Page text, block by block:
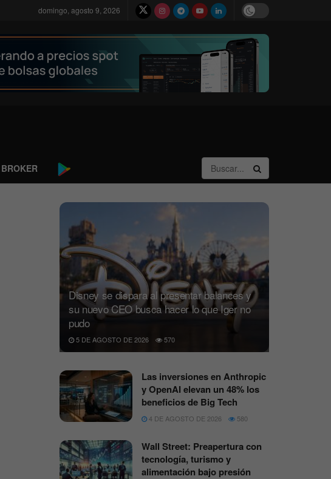
domingo, agosto 9, 2026
Disney se dispara al presentar balances y
su nuevo CEO busca hacer lo que Iger no
pudo
5 DE AGOSTO DE 2026 570
Las inversiones en Anthropic
y OpenAI elevan un 48% los
beneficios de Big Tech
4 DE AGOSTO DE 2026 580
Wall Street: Preapertura con
tecnología, turismo y
alimentación bajo presión